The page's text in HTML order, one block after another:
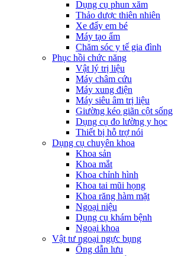
Dụng cụ phun xăm
Thảo dược thiên nhiên
Xe đẩy em bé
Máy tạo ẩm
Chăm sóc y tế gia đình
Phục hồi chức năng
Vật lý trị liệu
Máy châm cứu
Máy xung điện
Máy siêu âm trị liệu
Giường kéo giãn cột sống
Dụng cụ đo lường y học
Thiết bị hỗ trợ nói
Dụng cụ chuyên khoa
Khoa sản
Khoa mắt
Khoa chỉnh hình
Khoa tai mũi họng
Khoa răng hàm mặt
Ngoại niệu
Dụng cụ khám bệnh
Ngoại khoa
Vật tư ngoại ngực bụng
Ống dẫn lưu